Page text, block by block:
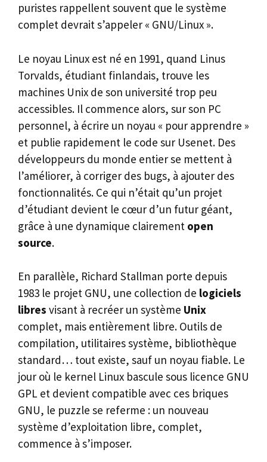
puristes rappellent souvent que le système
complet devrait s’appeler « GNU/Linux ».
Le noyau Linux est né en 1991, quand Linus
Torvalds, étudiant finlandais, trouve les
machines Unix de son université trop peu
accessibles. Il commence alors, sur son PC
personnel, à écrire un noyau « pour apprendre »
et publie rapidement le code sur Usenet. Des
développeurs du monde entier se mettent à
l’améliorer, à corriger des bugs, à ajouter des
fonctionnalités. Ce qui n’était qu’un projet
d’étudiant devient le cœur d’un futur géant,
grâce à une dynamique clairement open
source.
En parallèle, Richard Stallman porte depuis
1983 le projet GNU, une collection de logiciels
libres visant à recréer un système Unix
complet, mais entièrement libre. Outils de
compilation, utilitaires système, bibliothèque
standard… tout existe, sauf un noyau fiable. Le
jour où le kernel Linux bascule sous licence GNU
GPL et devient compatible avec ces briques
GNU, le puzzle se referme : un nouveau
système d’exploitation libre, complet,
commence à s’imposer.